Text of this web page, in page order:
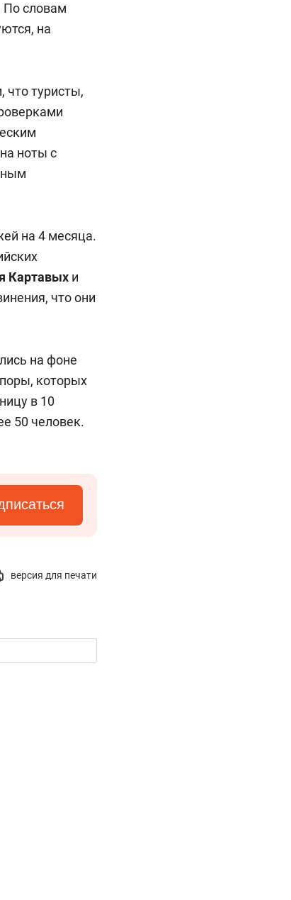
По словам
на
что туристы,
ноты с
на 4 месяца.
Картавых и
что они
на фоне
которых
в 10
50 человек.
версия для печати